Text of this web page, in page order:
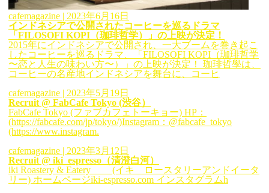
cafemagazine | 2023年6月16日
インドネシアで公開されたコーヒーを巡るドラマ
「FILOSOFI KOPI（珈琲哲学）」の上映が決定！
2015年にインドネシアで公開され、一大ブームを巻き起こ
したコーヒーを巡るドラマ、「FILOSOFI KOPI（珈琲哲学
〜恋と人生の味わい方〜）」の上映が決定！ 珈琲哲學は、
コーヒーの名産地インドネシアを舞台に、コーヒ
cafemagazine | 2023年5月19日
Recruit @ FabCafe Tokyo (渋谷）
FabCafe Tokyo (ファブカフェトーキョー) HP：
(https://fabcafe.com/jp/tokyo/)Instagram：@fabcafe_tokyo
(https://www.instagram.
cafemagazine | 2023年3月12日
Recruit @ iki_espresso（清澄白河）
iki Roastery & Eatery (イキ ロースタリーアンドイータ
リー) ホームページiki-espresso.com インスタグラムh